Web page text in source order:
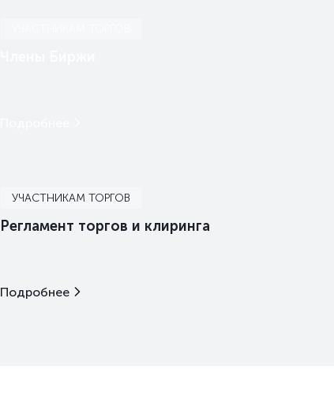
УЧАСТНИКАМ ТОРГОВ
Регламент торгов и клиринга
Подробнее